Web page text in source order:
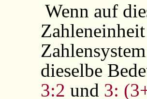
Wenn auf
dieselbe
3:2 und 3: